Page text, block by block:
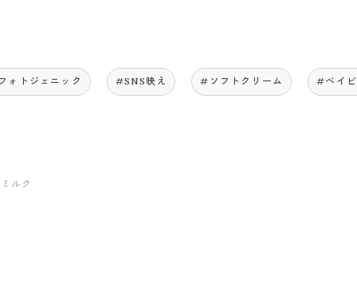
ォトジェニック #SNS映え #ソフトクリーム #ベイビ
ルク